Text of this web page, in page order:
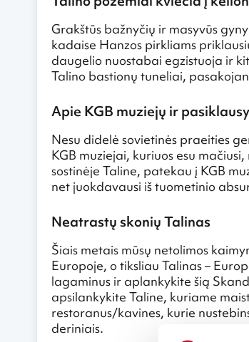
Grakštūs bažnyčių ir masyvūs
kadaise Hanzos pirkliams
daugelio nuostabai egzistuoja ir
Talino bastionų tuneliai,
Apie KGB muziejų ir
Nesu didelė sovietinės praeities
KGB muziejai, kuriuos esu
sostinėje Taline, patekau į KGB
net juokdavausi iš tuometinio
Neatrastų skonių Talinas
Šiais metais mūsų netolimos
Europoje, o tiksliau Talinas –
lagaminus ir aplankykite šią
apsilankykite Taline, kuriame
restoranus/kavines, kurie
deriniais.